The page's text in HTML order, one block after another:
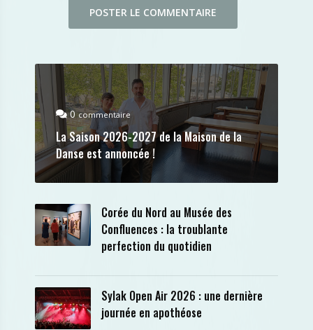
0 commentaire
La Saison 2026-2027 de la Maison de la
Danse est annoncée !
Corée du Nord au Musée des
Confluences : la troublante
perfection du quotidien
Sylak Open Air 2026 : une dernière
journée en apothéose